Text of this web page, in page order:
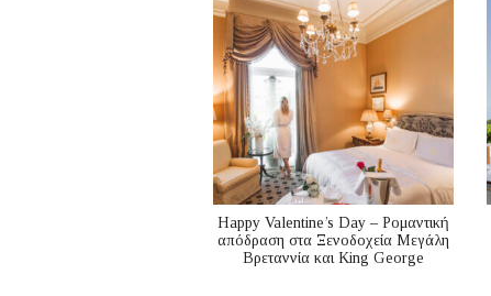
Happy Valentine’s Day – Ρομαντική
απόδραση στα Ξενοδοχεία Μεγάλη
Βρεταννία και King George